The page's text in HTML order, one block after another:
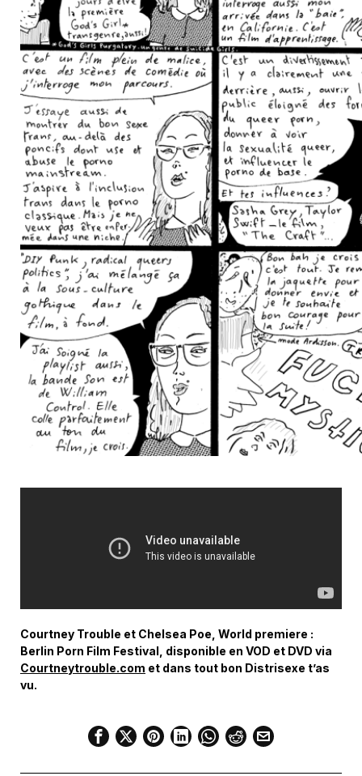
Courtney Trouble et Chelsea Poe, World premiere :
Berlin Porn Film Festival, disponible en VOD et DVD via
Courtneytrouble.com et dans tout bon Distrisexe t’as
vu.